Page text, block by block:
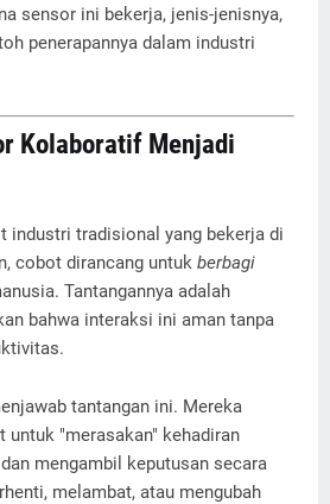
sensor ini bekerja, jenis-jenisnya,
penerapannya dalam industri
Kolaboratif Menjadi
industri tradisional yang bekerja di
cobot dirancang untuk berbagi
Tantangannya adalah
bahwa interaksi ini aman tanpa
tantangan ini. Mereka
untuk "merasakan" kehadiran
mengambil keputusan secara
melambat, atau mengubah